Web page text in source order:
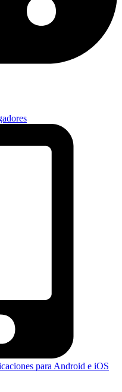
para Android e iOS